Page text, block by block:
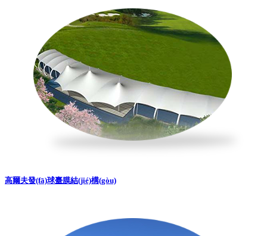
高爾夫發(fā)球臺膜結(jié)構(gòu)